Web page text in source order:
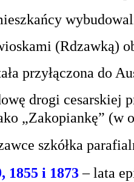
(Rdzawką)
przyłączona do
drogi cesarskiej
„Zakopiankę” (w
szkółka
1855 i 1873 – lata